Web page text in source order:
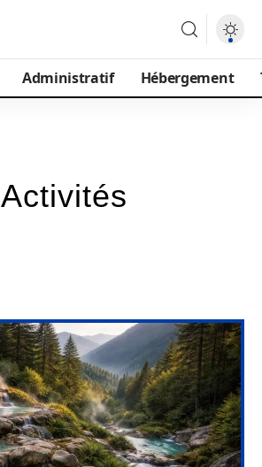
Administratif Hébergement
Activités